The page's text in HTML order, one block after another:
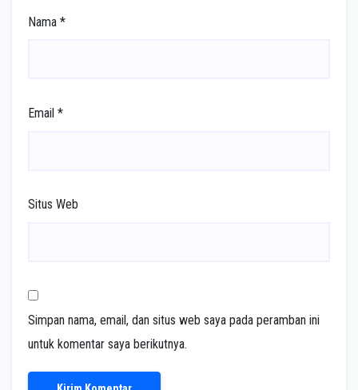
Nama *
Email *
Situs Web
Simpan nama, email, dan situs web saya pada peramban ini
untuk komentar saya berikutnya.